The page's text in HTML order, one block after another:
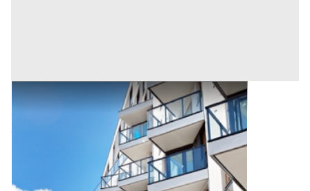
Appartamento all'asta a Padova
Sant'Angelo di Piove di Sacco (Padova)
24.300 € 32.400 €
AM2633500